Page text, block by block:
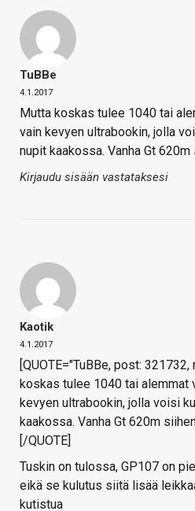
TuBBe
4.1.2017
Mutta koskas tulee 1040 tai
vain kevyen ultrabookin, jolla
nupit kaakossa. Vanha Gt
Kirjaudu sisään vastataksesi
Kaotik
4.1.2017
[QUOTE="TuBBe, post:
koskas tulee 1040 tai alemmat
kevyen ultrabookin, jolla voisi
kaakossa. Vanha Gt 620m
[/QUOTE]
Tuskin on tulossa, GP107 on
eikä se kulutus siitä lisää
kutistua